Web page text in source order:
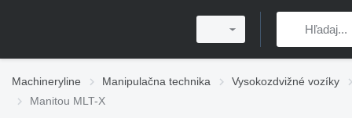
Machineryline Manipulačna technika Vysokozdvižné vozíky
Manitou MLT-X